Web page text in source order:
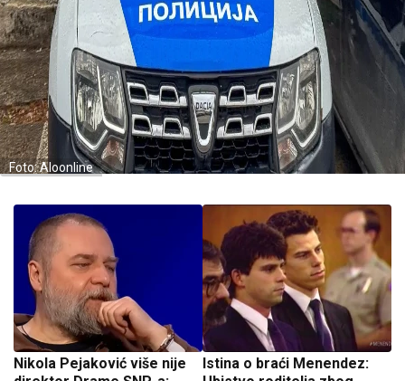
Foto: Aloonline
Nikola Pejaković više nije
Istina o braći Menendez: